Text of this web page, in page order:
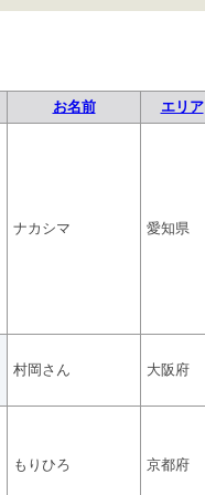
お名前 エリア
ナカシマ 愛知県
村岡さん 大阪府
もりひろ 京都府